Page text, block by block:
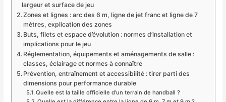
largeur et surface de jeu
Zones et lignes : arc des 6 m, ligne de jet franc et ligne de 7
mètres, explication des zones
Buts, filets et espace d’évolution : normes d’installation et
implications pour le jeu
Réglementation, équipements et aménagements de salle :
classes, éclairage et normes à connaître
Prévention, entraînement et accessibilité : tirer parti des
dimensions pour performance durable
Quelle est la taille officielle d’un terrain de handball ?